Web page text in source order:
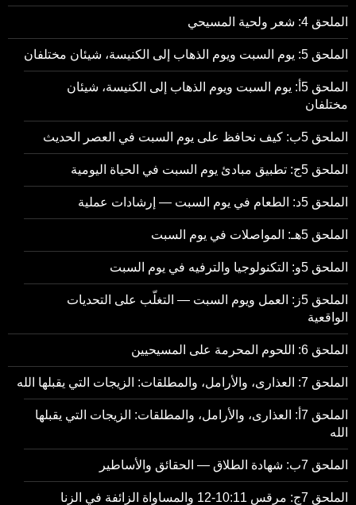
الملحق 4: شعر ولحية المسيحي
الملحق 5: يوم السبت ويوم الذهاب إلى الكنيسة، شيئان مختلفان
الملحق 5أ: يوم السبت ويوم الذهاب إلى الكنيسة، شيئان
مختلفان
الملحق 5ب: كيف نحافظ على يوم السبت في العصر الحديث
الملحق 5ج: تطبيق مبادئ يوم السبت في الحياة اليومية
الملحق 5د: الطعام في يوم السبت — إرشادات عملية
الملحق 5هـ: المواصلات في يوم السبت
الملحق 5و: التكنولوجيا والترفيه في يوم السبت
الملحق 5ز: العمل ويوم السبت — التغلّب على التحديات
الواقعية
الملحق 6: اللحوم المحرمة على المسيحيين
الملحق 7: العذارى، والأرامل، والمطلقات: الزيجات التي يقبلها الله
الملحق 7أ: العذارى، والأرامل، والمطلقات: الزيجات التي يقبلها
الله
الملحق 7ب: شهادة الطلاق — الحقائق والأساطير
الملحق 7ج: مرقس 10:11-12 والمساواة الزائفة في الزنا